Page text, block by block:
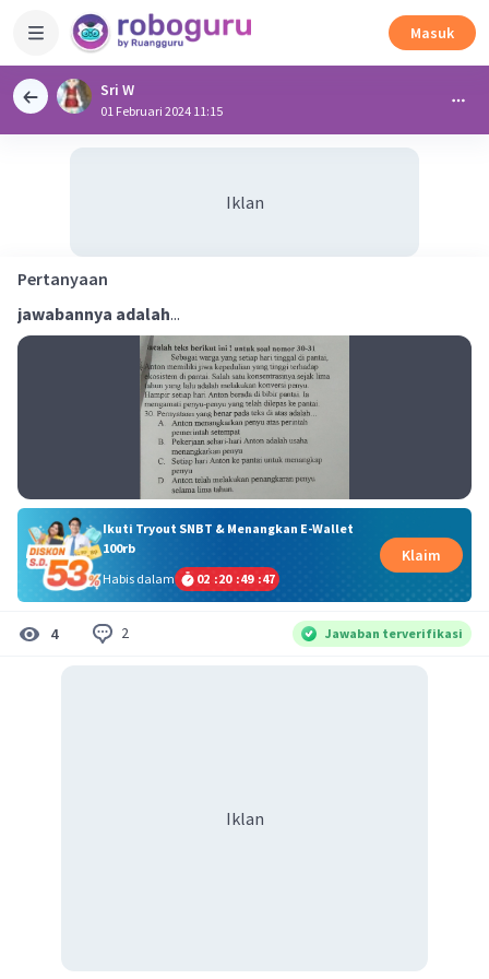
Masuk
Sri W
01 Februari 2024 11:15
Iklan
Pertanyaan
jawabannya adalah...
Ikuti Tryout SNBT & Menangkan E-Wallet
100rb
Habis dalam
02 :20 :49 :46
Klaim
4 2 Jawaban terverifikasi
Iklan